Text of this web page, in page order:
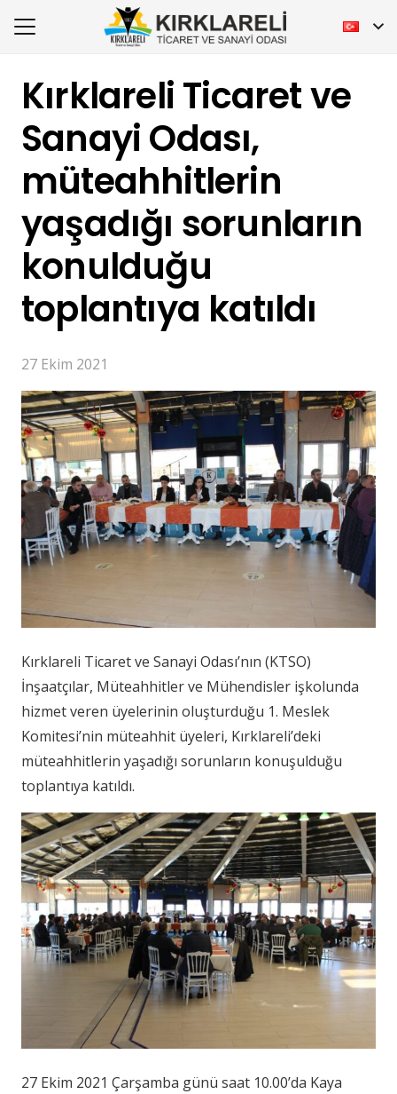
Kırklareli Ticaret ve
Sanayi Odası,
müteahhitlerin
yaşadığı sorunların
konulduğu
toplantıya katıldı
27 Ekim 2021
Kırklareli Ticaret ve Sanayi Odası’nın (KTSO)
İnşaatçılar, Müteahhitler ve Mühendisler işkolunda
hizmet veren üyelerinin oluşturduğu 1. Meslek
Komitesi’nin müteahhit üyeleri, Kırklareli’deki
müteahhitlerin yaşadığı sorunların konuşulduğu
toplantıya katıldı.
27 Ekim 2021 Çarşamba günü saat 10.00’da Kaya